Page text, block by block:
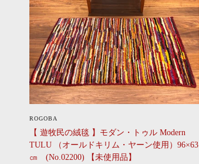
ROGOBA
【 遊牧民の絨毯 】モダン・トゥル Modern
TULU （オールドキリム・ヤーン使用）96×63
㎝ (No.02200) 【未使用品】